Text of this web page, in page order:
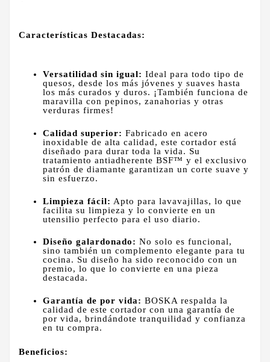
Características Destacadas:
Versatilidad sin igual: Ideal para todo tipo de
quesos, desde los más jóvenes y suaves hasta
los más curados y duros. ¡También funciona de
maravilla con pepinos, zanahorias y otras
verduras firmes!
Calidad superior: Fabricado en acero
inoxidable de alta calidad, este cortador está
diseñado para durar toda la vida. Su
tratamiento antiadherente BSF™ y el exclusivo
patrón de diamante garantizan un corte suave y
sin esfuerzo.
Limpieza fácil: Apto para lavavajillas, lo que
facilita su limpieza y lo convierte en un
utensilio perfecto para el uso diario.
Diseño galardonado: No solo es funcional,
sino también un complemento elegante para tu
cocina. Su diseño ha sido reconocido con un
premio, lo que lo convierte en una pieza
destacada.
Garantía de por vida: BOSKA respalda la
calidad de este cortador con una garantía de
por vida, brindándote tranquilidad y confianza
en tu compra.
Beneficios: